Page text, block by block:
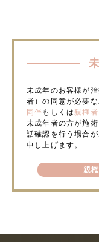
未成年のお客様が
者）の同意が必要
同伴 もしくは 親権
未成年者の方が施
話確認を行う場合
申し上げます。
親